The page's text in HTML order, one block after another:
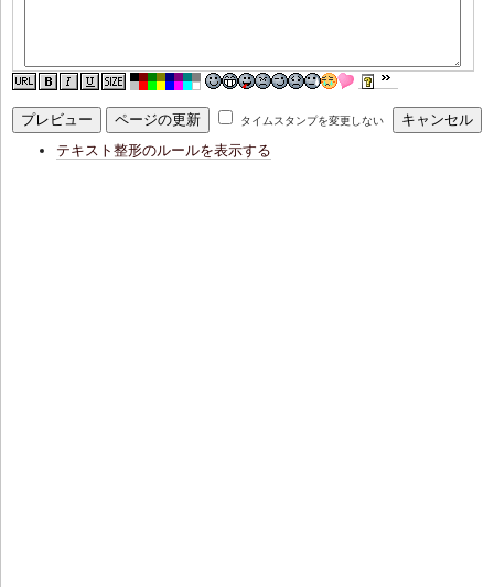
タイムスタンプを変更しない
テキスト整形のルールを表示する